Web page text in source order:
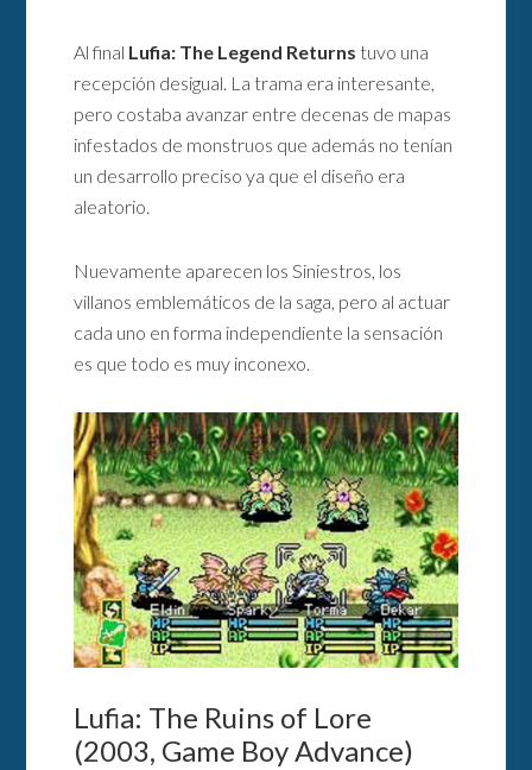
Al final Lufia: The Legend Returns tuvo una
recepción desigual. La trama era interesante,
pero costaba avanzar entre decenas de mapas
infestados de monstruos que además no tenían
un desarrollo preciso ya que el diseño era
aleatorio.
Nuevamente aparecen los Siniestros, los
villanos emblemáticos de la saga, pero al actuar
cada uno en forma independiente la sensación
es que todo es muy inconexo.
Lufia: The Ruins of Lore
(2003, Game Boy Advance)